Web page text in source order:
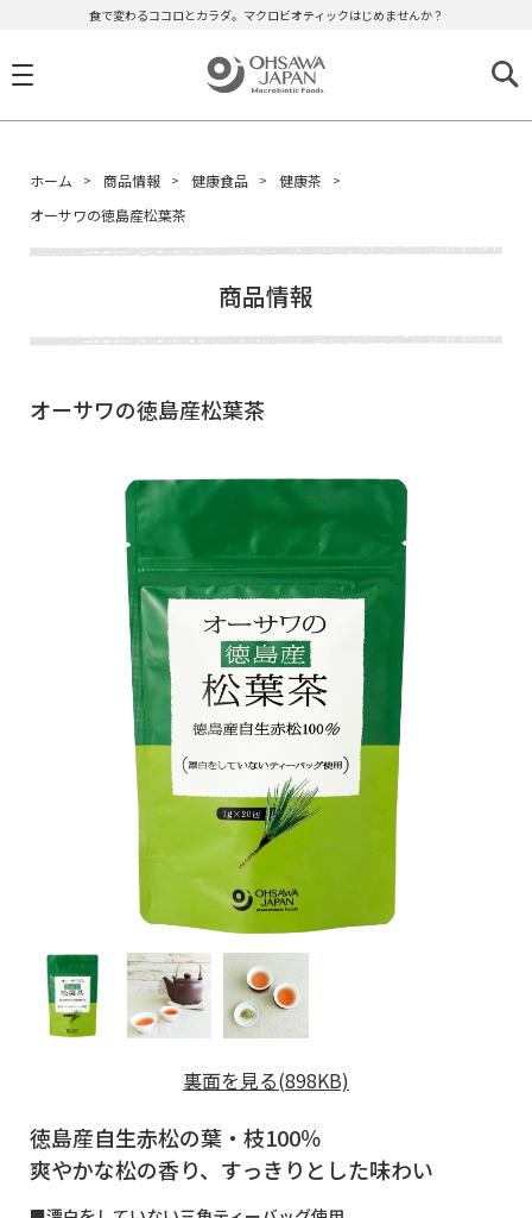
食で変わるココロとカラダ。マクロビオティックはじめませんか？
ホーム 商品情報 健康食品
健康茶
オーサワの徳島産松葉茶
商品情報
オーサワの徳島産松葉茶
裏面を見る(898KB)
徳島産自生赤松の葉・枝100％
爽やかな松の香り、すっきりとした味わい